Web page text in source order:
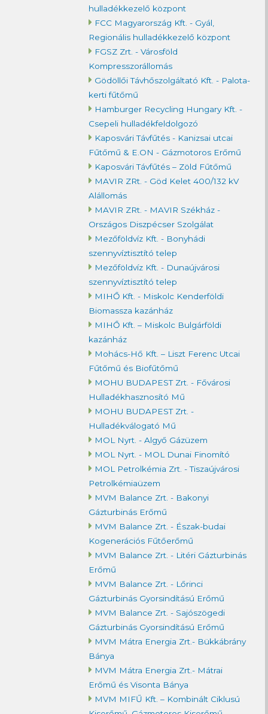
hulladékkezelő központ
FCC Magyarország Kft. - Gyál,
Regionális hulladékkezelő központ
FGSZ Zrt. - Városföld
Kompresszorállomás
Gödöllői Távhőszolgáltató Kft. - Palota-
kerti fűtőmű
Hamburger Recycling Hungary Kft. -
Csepeli hulladékfeldolgozó
Kaposvári Távfűtés - Kanizsai utcai
Fűtőmű & E.ON - Gázmotoros Erőmű
Kaposvári Távfűtés – Zöld Fűtőmű
MAVIR ZRt. - Göd Kelet 400/132 kV
Alállomás
MAVIR ZRt. - MAVIR Székház -
Országos Diszpécser Szolgálat
Mezőföldvíz Kft. - Bonyhádi
szennyvíztisztító telep
Mezőföldvíz Kft. - Dunaújvárosi
szennyvíztisztító telep
MIHŐ Kft. - Miskolc Kenderföldi
Biomassza kazánház
MIHŐ Kft. – Miskolc Bulgárföldi
kazánház
Mohács-Hő Kft. – Liszt Ferenc Utcai
Fűtőmű és Biofűtőmű
MOHU BUDAPEST Zrt. - Fővárosi
Hulladékhasznosító Mű
MOHU BUDAPEST Zrt. -
Hulladékválogató Mű
MOL Nyrt. - Algyő Gázüzem
MOL Nyrt. - MOL Dunai Finomító
MOL Petrolkémia Zrt. - Tiszaújvárosi
Petrolkémiaüzem
MVM Balance Zrt. - Bakonyi
Gázturbinás Erőmű
MVM Balance Zrt. - Észak-budai
Kogenerációs Fűtőerőmű
MVM Balance Zrt. - Litéri Gázturbinás
Erőmű
MVM Balance Zrt. - Lőrinci
Gázturbinás Gyorsindítású Erőmű
MVM Balance Zrt. - Sajószögedi
Gázturbinás Gyorsindítású Erőmű
MVM Mátra Energia Zrt.- Bükkábrány
Bánya
MVM Mátra Energia Zrt.- Mátrai
Erőmű és Visonta Bánya
MVM MIFŰ Kft. – Kombinált Ciklusú